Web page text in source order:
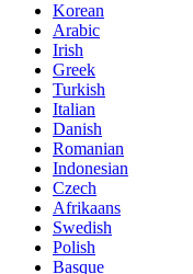
Korean
Arabic
Irish
Greek
Turkish
Italian
Danish
Romanian
Indonesian
Czech
Afrikaans
Swedish
Polish
Basque